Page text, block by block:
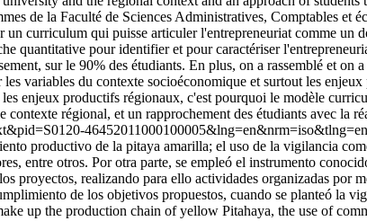
de la Faculté de Sciences Administratives, Comptables
un curriculum qui puisse articuler l'entrepreneuriat comme
quantitative pour identifier et pour caractériser
sur le 90% des étudiants. En plus, on a rassemblé et
variables du contexte socioéconomique et surtout les
enjeux productifs régionaux, c'est pourquoi le modèle
régional, et un rapprochement des étudiants avec la
46452011000100005&lng=en&nrm=iso&tlng=en
productivo de la pitaya amarilla; el uso de la vigilancia
entre otros. Por otra parte, se empleó el instrumento
proyectos, realizando para ello actividades organizadas por
de los objetivos propuestos, cuando se planteó
up the production chain of yellow Pitahaya, the use of